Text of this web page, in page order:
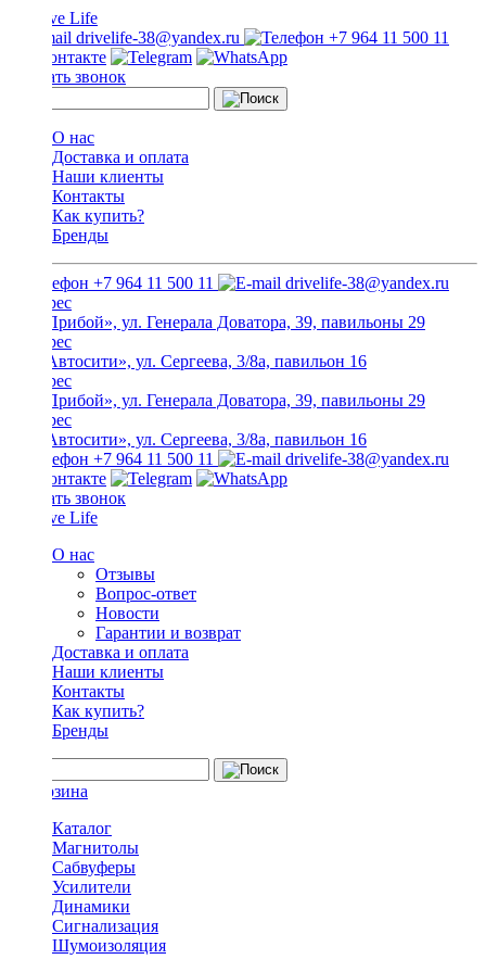
drivelife-38@yandex.ru +7 964 11 500 11
Заказать звонок
О нас
Доставка и оплата
Наши клиенты
Контакты
Как купить?
Бренды
+7 964 11 500 11 drivelife-38@yandex.ru
ТЦ «Прибой», ул. Генерала Доватора, 39, павильоны 29
ТЦ «Автосити», ул. Сергеева, 3/8а, павильон 16
ТЦ «Прибой», ул. Генерала Доватора, 39, павильоны 29
ТЦ «Автосити», ул. Сергеева, 3/8а, павильон 16
+7 964 11 500 11
drivelife-38@yandex.ru
Заказать звонок
О нас
Отзывы
Вопрос-ответ
Новости
Гарантии и возврат
Доставка и оплата
Наши клиенты
Контакты
Как купить?
Бренды
Каталог
Магнитолы
Сабвуферы
Усилители
Динамики
Сигнализация
Шумоизоляция